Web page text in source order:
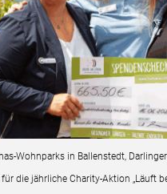
Wohnparks in Ballenstedt,
die jährliche Charity-Aktion „Läuft